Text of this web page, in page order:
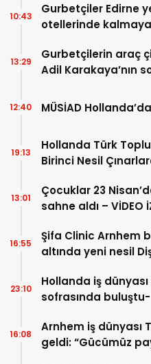
Gurbetçiler Edirne
otellerinde
10:43
Gurbetçilerin araç
Adil Karakaya’nın
13:29
MÜSİAD
12:40
Hollanda Türk
Birinci Nesil
19:13
Çocuklar 23
sahne aldı – VİDEO
13:01
Şifa Clinic Arnhem
altında yeni nesil
16:55
Hollanda iş dünyası
sofrasında buluştu-
23:10
Arnhem iş dünyası
geldi: “Gücümüz
16:08